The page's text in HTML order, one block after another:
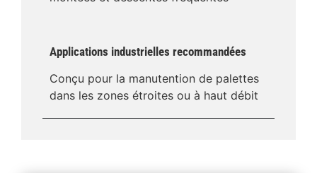
Applications industrielles recommandées
Conçu pour la manutention de palettes
dans les zones étroites ou à haut débit